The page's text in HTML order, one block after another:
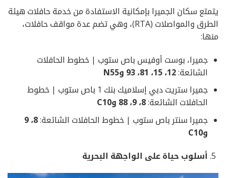
يتمتع سكان الجميرا بإمكانية الاستفادة من خدمة حافلات هيئة
الطرق والمواصلات (RTA)، وهي تضم عدة مواقف حافلات،
منها:
جميرا، بوست أوفيس باص ستوب | خطوط الحافلات
الشائعة:12، 15، 81، 93 وN55
جميرا ستريت دبي إسلاميك بنك 1 باص ستوب | خطوط
الحافلات الشائعة:8، 9، 88 وC10
جميرا سنتر باص ستوب | خطوط الحافلات الشائعة:
8، 9
وC10
أسلوبحياةعلىالواجهةالبحرية